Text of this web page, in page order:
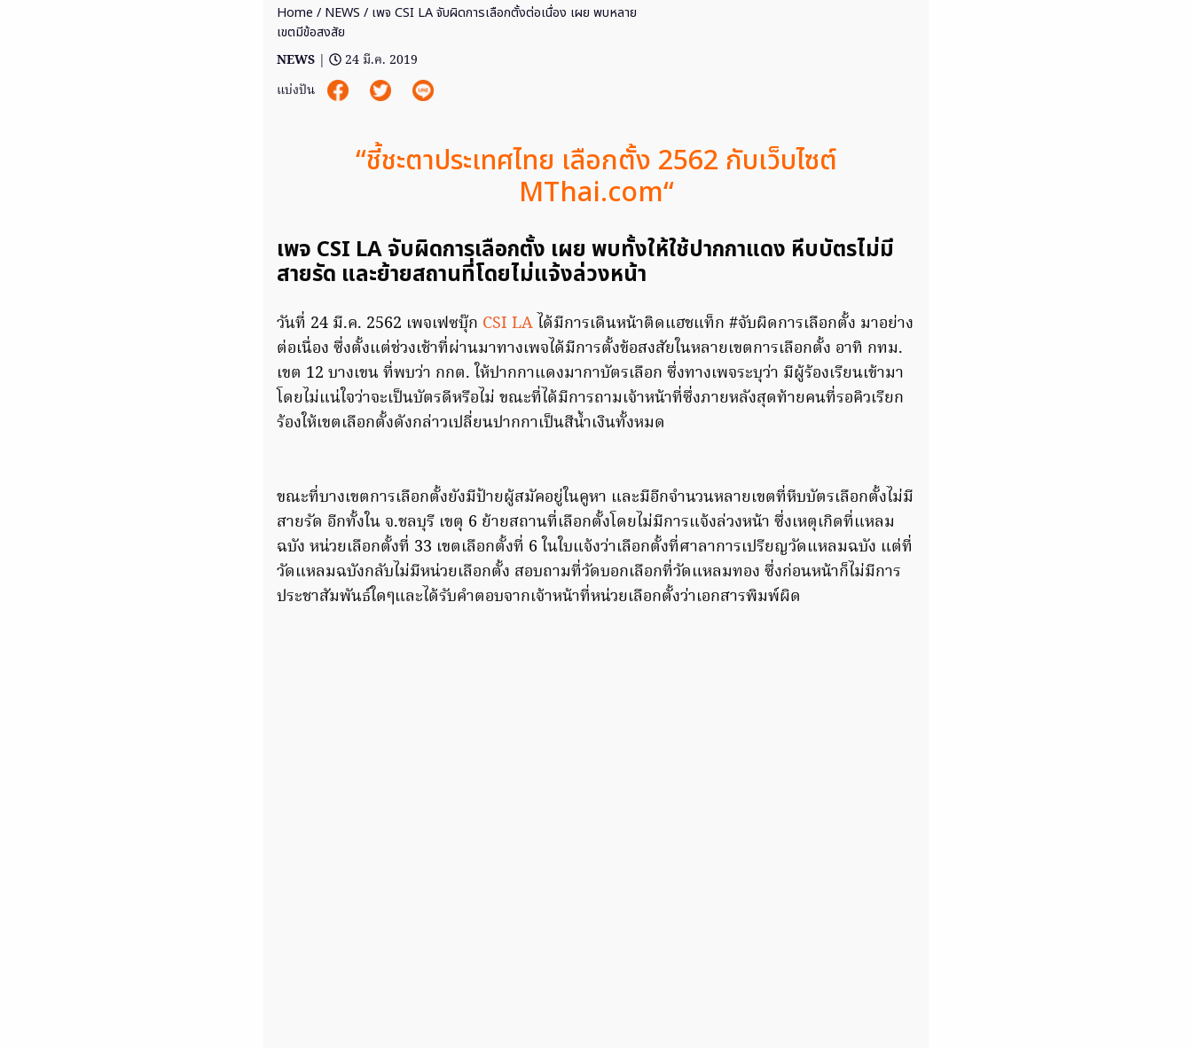
Home / NEWS / เพจ CSI LA จับผิดการเลือกตั้งต่อเนื่อง เผย พบหลาย
เขตมีข้อสงสัย
NEWS |
24 มี.ค. 2019
แบ่งปัน
“ชี้ชะตาประเทศไทย เลือกตั้ง 2562 กับเว็บไซต์
MThai.com“
เพจ CSI LA จับผิดการเลือกตั้ง เผย พบทั้งให้ใช้ปากกาแดง หีบบัตรไม่มี
สายรัด และย้ายสถานที่โดยไม่แจ้งล่วงหน้า
วันที่ 24 มี.ค. 2562 เพจเฟซบุ๊ก CSI LA ได้มีการเดินหน้าติดแฮชแท็ก #จับผิดการเลือกตั้ง มาอย่าง
ต่อเนื่อง ซึ่งตั้งแต่ช่วงเช้าที่ผ่านมาทางเพจได้มีการตั้งข้อสงสัยในหลายเขตการเลือกตั้ง อาทิ กทม.
เขต 12 บางเขน ที่พบว่า กกต. ให้ปากกาแดงมากาบัตรเลือก ซึ่งทางเพจระบุว่า มีผู้ร้องเรียนเข้ามา
โดยไม่แน่ใจว่าจะเป็นบัตรดีหรือไม่ ขณะที่ได้มีการถามเจ้าหน้าที่ซึ่งภายหลังสุดท้ายคนที่รอคิวเรียก
ร้องให้เขตเลือกตั้งดังกล่าวเปลี่ยนปากกาเป็นสีน้ำเงินทั้งหมด
ขณะที่บางเขตการเลือกตั้งยังมีป้ายผู้สมัคอยู่ในคูหา และมีอีกจำนวนหลายเขตที่หีบบัตรเลือกตั้งไม่มี
สายรัด อีกทั้งใน จ.ชลบุรี เขตุ 6 ย้ายสถานที่เลือกตั้งโดยไม่มีการแจ้งล่วงหน้า ซึ่งเหตุเกิดที่แหลม
ฉบัง หน่วยเลือกตั้งที่ 33 เขตเลือกตั้งที่ 6 ในใบแจ้งว่าเลือกตั้งที่ศาลาการเปรียญวัดแหลมฉบัง แต่ที่
วัดแหลมฉบังกลับไม่มีหน่วยเลือกตั้ง สอบถามที่วัดบอกเลือกที่วัดแหลมทอง ซึ่งก่อนหน้าก็ไม่มีการ
ประชาสัมพันธ์ใดๆและได้รับคำตอบจากเจ้าหน้าที่หน่วยเลือกตั้งว่าเอกสารพิมพ์ผิด